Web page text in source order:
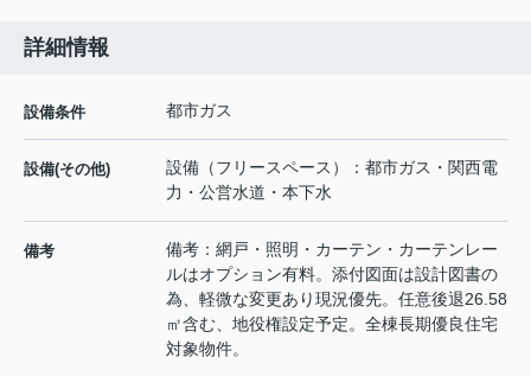
詳細情報
設備条件 都市ガス
設備(その他)
設備（フリースペース）：都市ガス・関西電
力・公営水道・本下水
備考
備考：網戸・照明・カーテン・カーテンレー
ルはオプション有料。添付図面は設計図書の
為、軽微な変更あり現況優先。任意後退26.58
㎡含む、地役権設定予定。全棟長期優良住宅
対象物件。